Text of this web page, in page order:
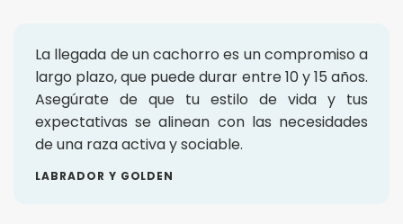
La llegada de un cachorro es un compromiso a
largo plazo, que puede durar entre 10 y 15 años.
Asegúrate de que tu estilo de vida y tus
expectativas se alinean con las necesidades
de una raza activa y sociable.
LABRADOR Y GOLDEN